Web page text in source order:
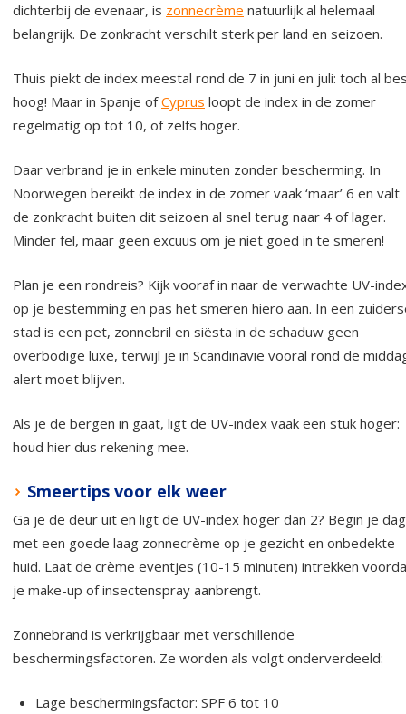
dichterbij de evenaar, is zonnecrème natuurlijk al helemaal
belangrijk. De zonkracht verschilt sterk per land en seizoen.
Thuis piekt de index meestal rond de 7 in juni en juli: toch al
hoog! Maar in Spanje ofCyprus loopt de index in de zomer
regelmatig op tot 10, of zelfs hoger.
Daar verbrand je in enkele minuten zonder bescherming. In
Noorwegen bereikt de index in de zomer vaak ‘maar’ 6 en valt
de zonkracht buiten dit seizoen al snel terug naar 4 of lager.
Minder fel, maar geen excuus om je niet goed in te smeren!
Plan je een rondreis? Kijk vooraf in naar de verwachte UV-
op je bestemming en pas het smeren hiero aan. In een
stad is een pet, zonnebril en siësta in de schaduw geen
overbodige luxe, terwijl je in Scandinavië vooral rond de
alert moet blijven.
Als je de bergen in gaat, ligt de UV-index vaak een stuk hoger:
houd hier dus rekening mee.
Smeertips voor elk weer
Ga je de deur uit en ligt de UV-index hoger dan 2? Begin je dag
met een goede laag zonnecrème op je gezicht en onbedekte
huid. Laat de crème eventjes (10-15 minuten) intrekken
je make-up of insectenspray aanbrengt.
Zonnebrand is verkrijgbaar met verschillende
beschermingsfactoren. Ze worden als volgt onderverdeeld:
Lage beschermingsfactor: SPF 6 tot 10